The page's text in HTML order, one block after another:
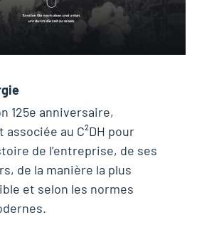
125e anniversaire,
associée au C²DH pour
de l’entreprise, de ses
de la manière la plus
et selon les normes